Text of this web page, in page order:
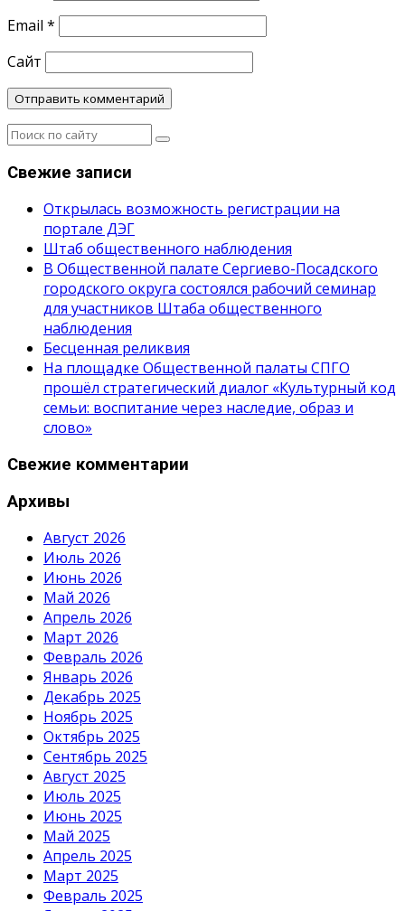
Email *
Сайт
Свежие записи
Открылась возможность регистрации на
портале ДЭГ
Штаб общественного наблюдения
В Общественной палате Сергиево-Посадского
городского округа состоялся рабочий семинар
для участников Штаба общественного
наблюдения
Бесценная реликвия
На площадке Общественной палаты СПГО
прошёл стратегический диалог «Культурный код
семьи: воспитание через наследие, образ и
слово»
Свежие комментарии
Архивы
Август 2026
Июль 2026
Июнь 2026
Май 2026
Апрель 2026
Март 2026
Февраль 2026
Январь 2026
Декабрь 2025
Ноябрь 2025
Октябрь 2025
Сентябрь 2025
Август 2025
Июль 2025
Июнь 2025
Май 2025
Апрель 2025
Март 2025
Февраль 2025